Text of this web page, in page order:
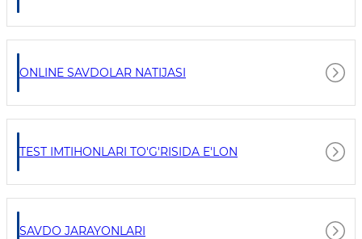
ONLINE SAVDOLAR NATIJASI
TEST IMTIHONLARI TO'G'RISIDA E'LON
SAVDO JARAYONLARI